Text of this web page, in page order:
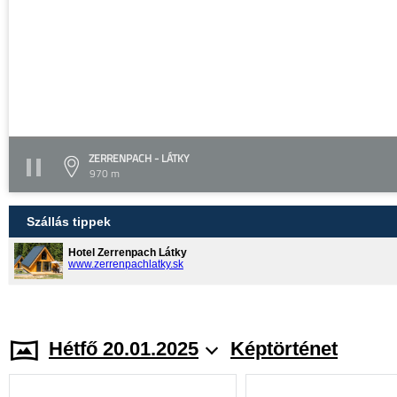
ZERRENPACH - LÁTKY
970 m
Szállás tippek
Hotel Zerrenpach Látky
www.zerrenpachlatky.sk
Hétfő 20.01.2025 Képtörténet